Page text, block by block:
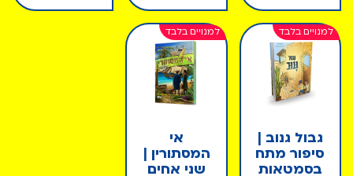
גבול גנוב |
סיפור מתח
בסמטאות
אי
המסתורין |
שני אחים